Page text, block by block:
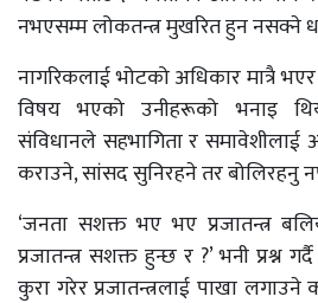
नभएसम्म लोकतन्त्र मुखरित हुन नसक्ने
नागरिकलाई भोटको अधिकार मात्रै
विषय भएको उनीहरूको भनाइ
संविधानले सहभागिता र समावेशीलाई
कराउने, सांसद सुनिरहने तर बोलिरहनु
‘जनता सशक्त भए भए प्रजातन्त्र
प्रजातन्त्र सशक्त हुन्छ र ?’ भनी प्रश्न
कुरा गरेर प्रजातन्त्रलाई पाखा लगाउने